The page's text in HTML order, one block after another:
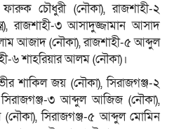
চৌধুরী (নৌকা), রাজশাহী-২
রাজশাহী-৩ আসাদুজ্জামান আসাদ
আজাদ (নৌকা), রাজশাহী-৫ আব্দুল
৬ শাহরিয়ার আলম (নৌকা)।
শাকিল জয় (নৌকা), সিরাজগঞ্জ-২
সিরাজগঞ্জ-৩ আব্দুল আজিজ (নৌকা),
সিরাজগঞ্জ-৫ আব্দুল মোমিন